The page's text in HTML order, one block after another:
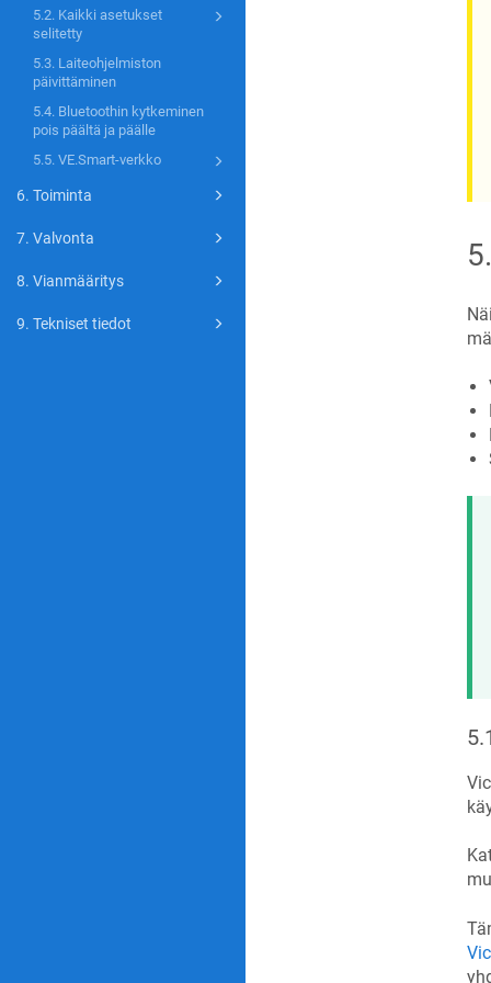
5.2. Kaikki asetukset
selitetty
5.3. Laiteohjelmiston
päivittäminen
5.4. Bluetoothin kytkeminen
pois päältä ja päälle
5.5. VE.Smart-verkko
6. Toiminta
7. Valvonta
8. Vianmääritys
9. Tekniset tiedot